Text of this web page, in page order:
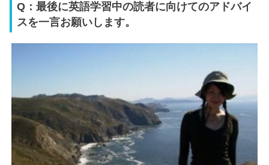
Q：最後に英語学習中の読者に向けてのアドバイ
スを一言お願いします。